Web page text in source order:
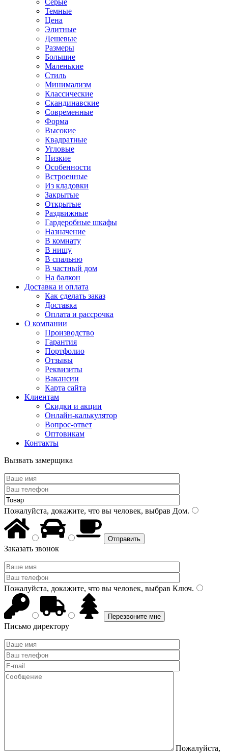
Серые
Темные
Цена
Элитные
Дешевые
Размеры
Большие
Маленькие
Стиль
Минимализм
Классические
Скандинавские
Современные
Форма
Высокие
Квадратные
Угловые
Низкие
Особенности
Встроенные
Из кладовки
Закрытые
Открытые
Раздвижные
Гардеробные шкафы
Назначение
В комнату
В нишу
В спальню
В частный дом
На балкон
Доставка и оплата
Как сделать заказ
Доставка
Оплата и рассрочка
О компании
Производство
Гарантия
Портфолио
Отзывы
Реквизиты
Вакансии
Карта сайта
Клиентам
Скидки и акции
Онлайн-калькулятор
Вопрос-ответ
Оптовикам
Контакты
Вызвать замерщика
Пожалуйста, докажите, что вы человек, выбрав Дом.
Заказать звонок
Пожалуйста, докажите, что вы человек, выбрав Ключ.
Письмо директору
Пожалуйста,